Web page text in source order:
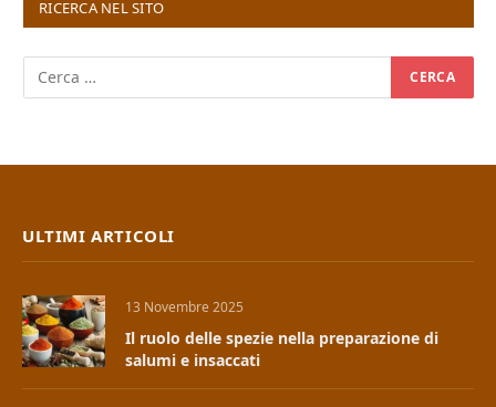
RICERCA NEL SITO
ULTIMI ARTICOLI
13 Novembre 2025
Il ruolo delle spezie nella preparazione di
salumi e insaccati